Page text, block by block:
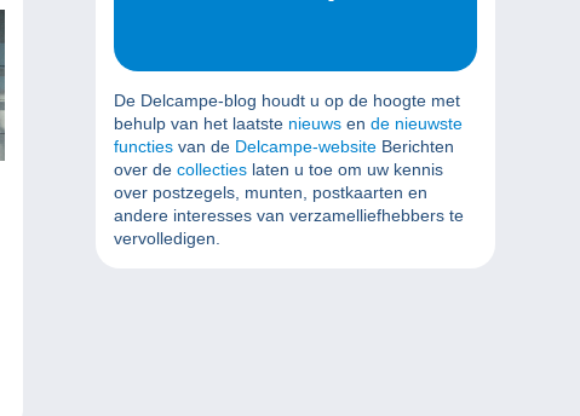
De Delcampe-blog houdt u op de hoogte met
behulp van het laatste nieuws en de nieuwste
functies van de Delcampe-website Berichten
over de collecties laten u toe om uw kennis
over postzegels, munten, postkaarten en
andere interesses van verzamelliefhebbers te
vervolledigen.